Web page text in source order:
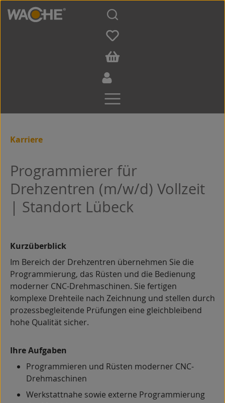
Zum Hauptinhalt springen
Karriere
Programmierer für
Drehzentren (m/w/d) Vollzeit
| Standort Lübeck
Kurzüberblick
Im Bereich der Drehzentren übernehmen Sie die
Programmierung, das Rüsten und die Bedienung
moderner CNC-Drehmaschinen. Sie fertigen
komplexe Drehteile nach Zeichnung und stellen durch
prozessbegleitende Prüfungen eine gleichbleibend
hohe Qualität sicher.
Ihre Aufgaben
Programmieren und Rüsten moderner CNC-
Drehmaschinen
Werkstattnahe sowie externe Programmierung